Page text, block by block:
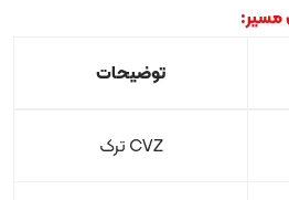
مسیر:
توضیحات
CVZ ترک